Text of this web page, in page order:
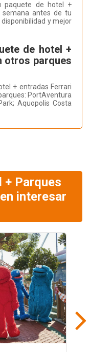
paquete de hotel +
antes de tu
y mejor
de hotel +
otros parques
+ entradas Ferrari
PortAventura
Aquopolis Costa
Parques
interesar